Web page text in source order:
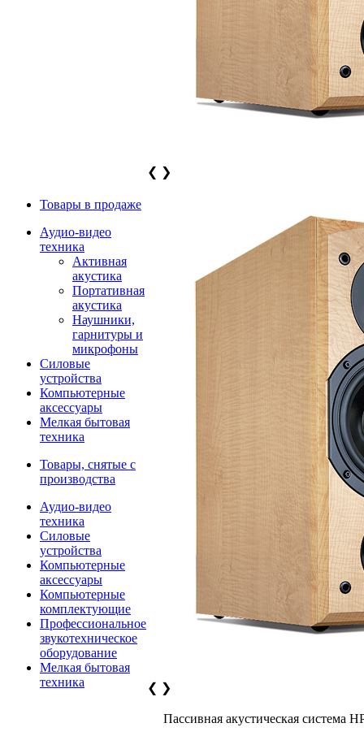
Товары в продаже
Аудио-видео
техника
Активная
акустика
Портативная
акустика
Наушники,
гарнитуры и
микрофоны
Силовые
устройства
Компьютерные
аксессуары
Мелкая бытовая
техника
Товары, снятые с
производства
Аудио-видео
техника
Силовые
устройства
Компьютерные
аксессуары
Компьютерные
комплектующие
Профессиональное
звукотехническое
оборудование
Мелкая бытовая
техника
❮ ❯
❮ ❯
Пассивная акустическая система